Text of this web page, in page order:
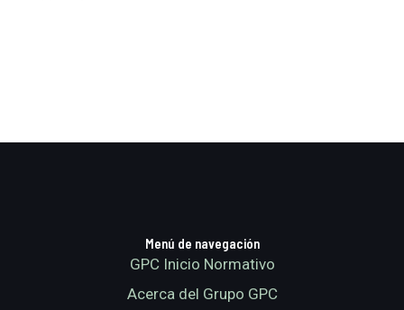
Menú de navegación
GPC Inicio Normativo
Acerca del Grupo GPC